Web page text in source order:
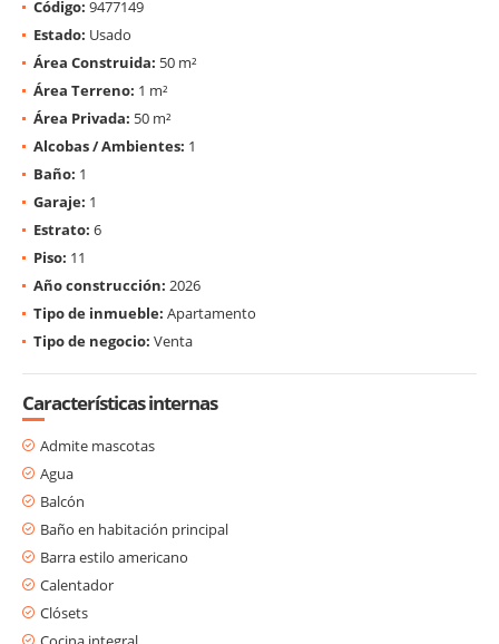
Código: 9477149
Estado: Usado
Área Construida: 50 m²
Área Terreno: 1 m²
Área Privada: 50 m²
Alcobas / Ambientes: 1
Baño: 1
Garaje: 1
Estrato: 6
Piso: 11
Año construcción: 2026
Tipo de inmueble: Apartamento
Tipo de negocio: Venta
Características internas
Admite mascotas
Agua
Balcón
Baño en habitación principal
Barra estilo americano
Calentador
Clósets